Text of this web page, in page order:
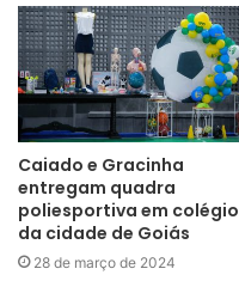
Caiado e Gracinha
entregam quadra
poliesportiva em colégio
da cidade de Goiás
28 de março de 2024